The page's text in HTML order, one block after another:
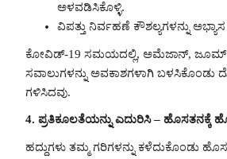
ಅಳವಡಿಸಿಕೊಳ್ಳಿ.
ವಿಪತ್ತು ನಿರ್ವಹಣೆ ಕೌಶಲ್ಯಗಳನ್ನು
ಕೋವಿಡ್-19 ಸಮಯದಲ್ಲಿ, ಅಮೆಜಾನ್, ಜೂಮ್
ಸವಾಲುಗಳನ್ನು ಅವಕಾಶಗಳಾಗಿ ಬಳಸಿಕೊಂಡು
ಗಳಿಸಿದವು.
4. ಪ್ರತಿಕೂಲತೆಯನ್ನು ಎದುರಿಸಿ – ಹೊಸತನಕ್ಕೆ
ಹದ್ದುಗಳು ತಮ್ಮ ಗರಿಗಳನ್ನು ಕಳೆದುಕೊಂಡು ಹೊಸ